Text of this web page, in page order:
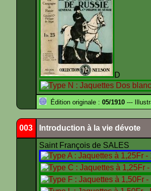
Édition originale : 05/1910 ---
003 Introduction à la vie dévote
Saint François de SALES